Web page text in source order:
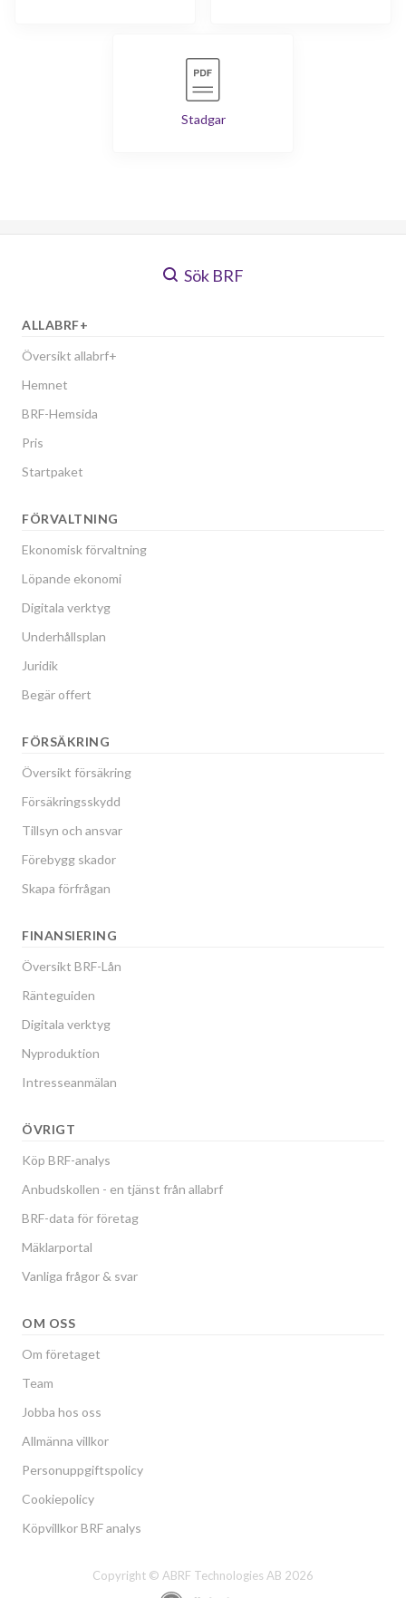
Stadgar
Sök BRF
ALLABRF+
Översikt allabrf+
Hemnet
BRF-Hemsida
Pris
Startpaket
FÖRVALTNING
Ekonomisk förvaltning
Löpande ekonomi
Digitala verktyg
Underhållsplan
Juridik
Begär offert
FÖRSÄKRING
Översikt försäkring
Försäkringsskydd
Tillsyn och ansvar
Förebygg skador
Skapa förfrågan
FINANSIERING
Översikt BRF-Lån
Ränteguiden
Digitala verktyg
Nyproduktion
Intresseanmälan
ÖVRIGT
Köp BRF-analys
Anbudskollen - en tjänst från allabrf
BRF-data för företag
Mäklarportal
Vanliga frågor & svar
OM OSS
Om företaget
Team
Jobba hos oss
Allmänna villkor
Personuppgiftspolicy
Cookiepolicy
Köpvillkor BRF analys
Copyright © ABRF Technologies AB 2026